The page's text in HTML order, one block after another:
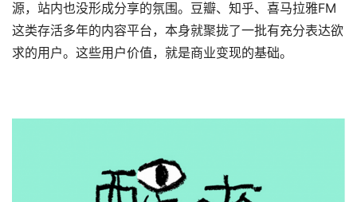
源，站内也没形成分享的氛围。豆瓣、知乎、喜马拉雅FM
这类存活多年的内容平台，本身就聚拢了一批有充分表达欲
求的用户。这些用户价值，就是商业变现的基础。